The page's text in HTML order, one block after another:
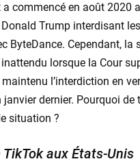
a commencé en août 2020
Trump interdisant les
ByteDance. Cependant, la
lorsque la Cour
l’interdiction en
janvier dernier. Pourquoi de
situation ?
aux États-Unis